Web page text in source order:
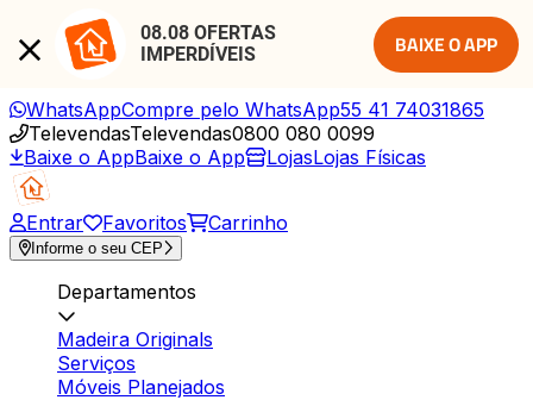
08.08 OFERTAS
IMPERDÍVEIS
BAIXE O APP
WhatsAppCompre pelo WhatsApp55 41 74031865
TelevendasTelevendas0800 080 0099
Baixe o AppBaixe o App LojasLojas Físicas
Entrar Favoritos Carrinho
Informe o seu CEP
Departamentos
Madeira Originals
Serviços
Móveis Planejados